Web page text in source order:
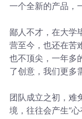
一个全新的产品，
鄙人不才，在大学
营至今，也还在苦
也不顶尖，一年多
了创意，我们更多
团队成立之初，难
境，往往会产生“